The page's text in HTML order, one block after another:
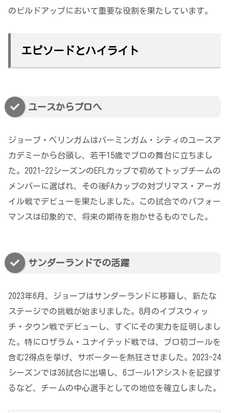
のビルドアップにおいて重要な役割を果たしています。
エピソードとハイライト
ユースからプロへ
ジョーブ・ベリンガムはバーミンガム・シティのユースア
カデミーから台頭し、若干15歳でプロの舞台に立ちまし
た。2021-22シーズンのEFLカップで初めてトップチームの
メンバーに選ばれ、その後FAカップの対プリマス・アーガ
イル戦でデビューを果たしました。この試合でのパフォー
マンスは印象的で、将来の期待を抱かせるものでした。
サンダーランドでの活躍
2023年6月、ジョーブはサンダーランドに移籍し、新たな
ステージでの挑戦が始まりました。8月のイプスウィッ
チ・タウン戦でデビューし、すぐにその実力を証明しまし
た。特にロザラム・ユナイテッド戦では、プロ初ゴールを
含む2得点を挙げ、サポーターを熱狂させました。2023-24
シーズンでは36試合に出場し、6ゴール1アシストを記録す
るなど、チームの中心選手としての地位を確立しました。